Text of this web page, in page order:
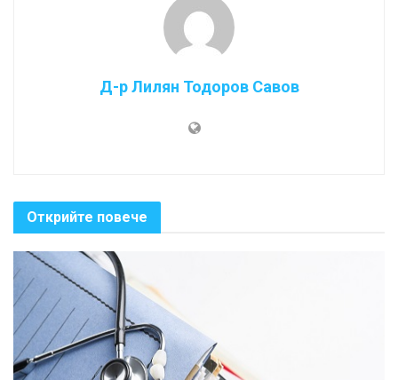
Д-р Лилян Тодоров Савов
Открийте повече